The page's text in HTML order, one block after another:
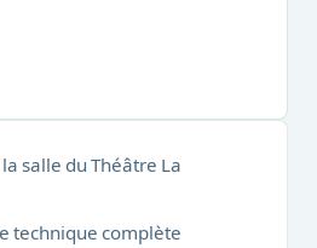
salle du Théâtre La
technique complète